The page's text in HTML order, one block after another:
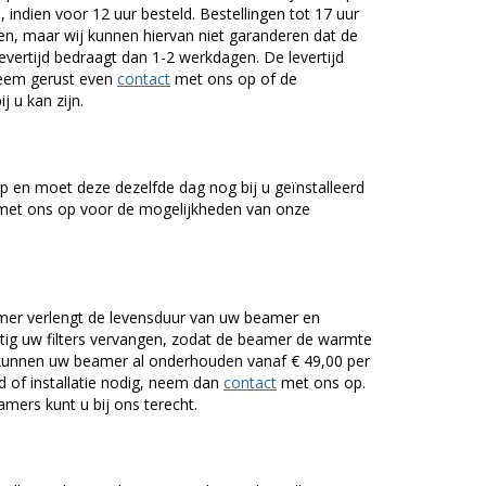
indien voor 12 uur besteld. Bestellingen tot 17 uur
maar wij kunnen hiervan niet garanderen dat de
bedraagt dan 1-2 werkdagen. De levertijd
gerust even contact met ons op of de
u kan zijn.
en moet deze dezelfde dag nog bij u geïnstalleerd
ons op voor de mogelijkheden van onze
verlengt de levensduur van uw beamer en
uw filters vervangen, zodat de beamer de warmte
uw beamer al onderhouden vanaf € 49,00 per
of installatie nodig, neem dan contact met ons op.
kunt u bij ons terecht.